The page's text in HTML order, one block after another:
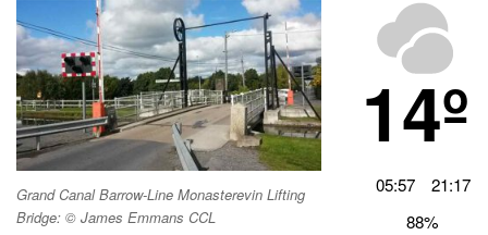
Grand Canal Barrow-Line Monasterevin Lifting
Bridge: © James Emmans CCL
14º
05:57
21:17
88%